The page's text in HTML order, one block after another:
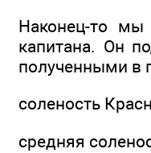
Наконец-то мы
капитана. Он
полученными в
соленость
средняя